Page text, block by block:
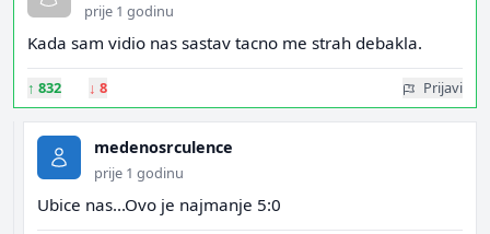
prije 1 godinu
Kada sam vidio nas sastav tacno me strah debakla.
↑ 832 ↓ 8 Prijavi
medenosrculence
prije 1 godinu
Ubice nas...Ovo je najmanje 5:0